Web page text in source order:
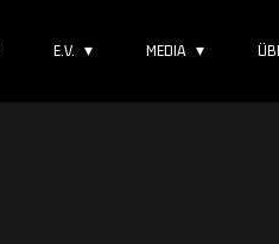
E.V. MEDIA